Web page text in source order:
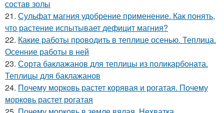
состав золы
21. Сульфат магния удобрение применение. Как понять,
что растение испытывает дефицит магния?
22. Какие работы проводить в теплице осенью. Теплица.
Осенние работы в ней
23. Сорта баклажанов для теплицы из поликарбоната.
Теплицы для баклажанов
24. Почему морковь растет корявая и рогатая. Почему
морковь растет рогатая